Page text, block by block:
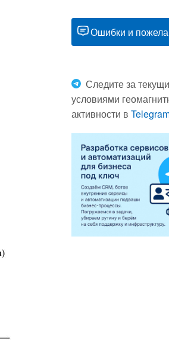
Ошибки и
Следите за
условиями
активности в